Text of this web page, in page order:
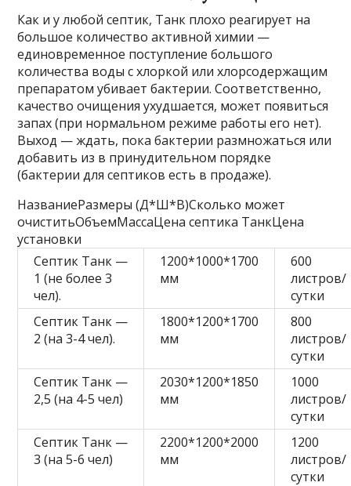
Как и у любой септик, Танк плохо реагирует на
большое количество активной химии —
единовременное поступление большого
количества воды с хлоркой или хлорсодержащим
препаратом убивает бактерии. Соответственно,
качество очищения ухудшается, может появиться
запах (при нормальном режиме работы его нет).
Выход — ждать, пока бактерии размножаться или
добавить из в принудительном порядке
(бактерии для септиков есть в продаже).
НазваниеРазмеры (Д*Ш*В)Сколько может
очиститьОбъемМассаЦена септика ТанкЦена
установки
Септик Танк —
1 (не более 3
чел).
1200*1000*1700
мм
600
листров/
сутки
Септик Танк —
2 (на 3-4 чел).
1800*1200*1700
мм
800
листров/
сутки
Септик Танк —
2,5 (на 4-5 чел)
2030*1200*1850
мм
1000
листров/
сутки
Септик Танк —
3 (на 5-6 чел)
2200*1200*2000
мм
1200
листров/
сутки